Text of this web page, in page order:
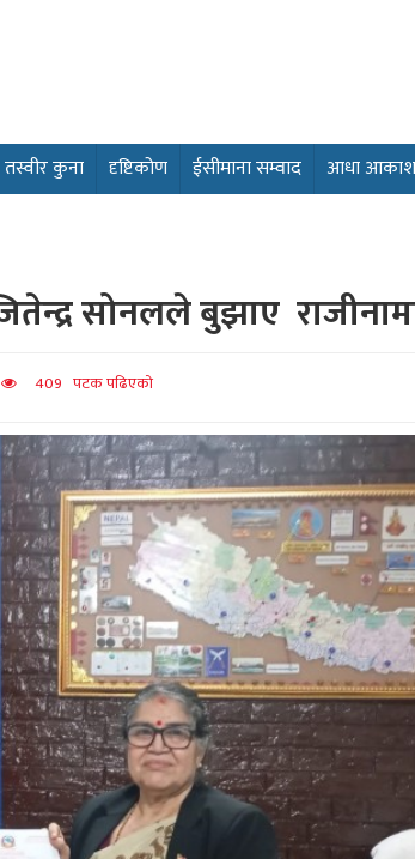
तस्वीर कुना दृष्टिकोण ईसीमाना सम्वाद आधा आकाश
सोनलले बुझाए
409 पटक पढिएको